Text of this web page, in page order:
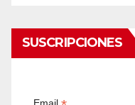
SUSCRIPCIONES